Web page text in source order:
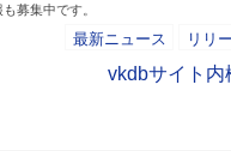
募集中です。
最新ニュース リリ
vkdbサイト内